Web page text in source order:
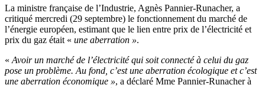
La ministre française de l’Industrie, Agnès Pannier-Runacher, a
critiqué mercredi (29 septembre) le fonctionnement du marché de
l’énergie européen, estimant que le lien entre prix de l’électricité et
prix du gaz était « une aberration ».
« Avoir un marché de l’électricité qui soit connecté à celui du gaz
pose un problème. Au fond, c’est une aberration écologique et c’est
une aberration économique », a déclaré Mme Pannier-Runacher à